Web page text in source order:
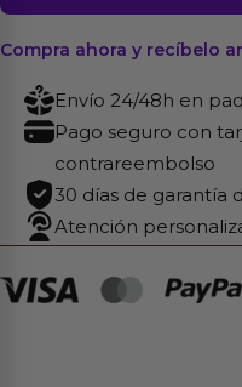
cantidad
Compra ahora y recíbelo
Envío 24/48h en
Pago seguro con
contrareembolso
30 días de garantía
Atención